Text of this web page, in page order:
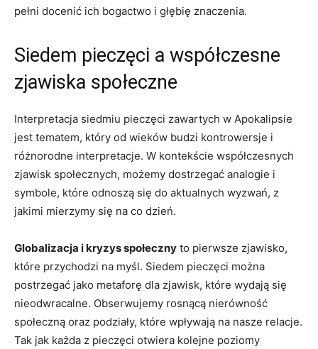
pełni docenić ich bogactwo​ i‌ głębię znaczenia.
Siedem​ pieczęci a ⁣współczesne
zjawiska⁣ społeczne
Interpretacja siedmiu pieczęci zawartych w Apokalipsie
jest⁣ tematem,​ który⁤ od wieków ⁣budzi kontrowersje i⁢
różnorodne interpretacje. ‌W kontekście‌ współczesnych
⁣zjawisk ‍społecznych, możemy dostrzegać analogie i
symbole, które⁤ odnoszą się do aktualnych wyzwań, z⁣
jakimi mierzymy się na co‍ dzień.
Globalizacja i‌ kryzys społeczny to⁣ pierwsze zjawisko,
które przychodzi na myśl.​ Siedem​ pieczęci można
postrzegać jako metaforę dla zjawisk,​ które ​wydają się
nieodwracalne.‍ Obserwujemy rosnącą nierówność
⁣społeczną ⁤oraz podziały, które wpływają na⁤ nasze relacje.
Tak jak każda z pieczęci otwiera kolejne ​poziomy